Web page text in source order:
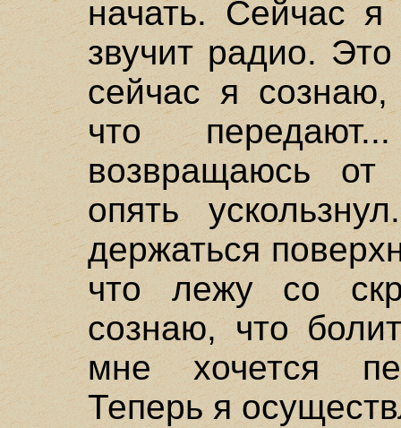
начать. Сейчас
звучит радио.
сейчас я
что
возвращаюсь
опять
держаться
что лежу со
сознаю, что
мне хочется
Теперь я